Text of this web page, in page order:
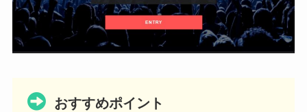
おすすめポイント